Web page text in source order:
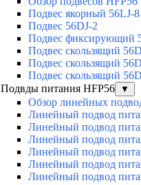
Подвес якорный 56LJ-8
Подвес 56DJ-2
Подвес фиксирующий
Подвес скользящий
Подвес скользящий
Подвес скользящий
Подвды питания HFP56
▼
Обзор линейных
Линейный подвод
Линейный подвод
Линейный подвод
Линейный подвод
Линейный подвод
Линейный подвод